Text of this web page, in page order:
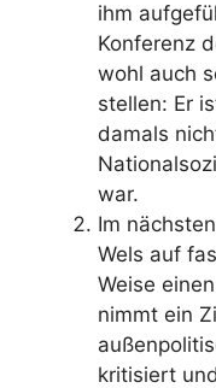
ihm
Konferenz
wohl auch
stellen: Er
damals
war.
Im
Wels auf
Weise
nimmt ein
kritisiert